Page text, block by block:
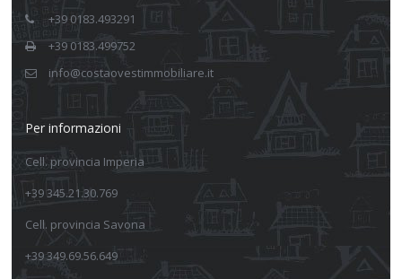
+39 0183.493291
+39 0183.499752
info@costaovestimmobiliare.it
Per informazioni
Cell. provincia Imperia
+39 345.21.30.769
Cell. provincia Savona
+39 349.69.56.649